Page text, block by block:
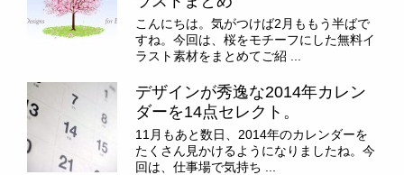
こんにちは。気がつけば2月ももう半ばで
すね。今回は、桜をモチーフにした無料イ
ラスト素材をまとめてご紹 ...
デザインが秀逸な2014年カレン
ダーを14点セレクト。
11月もあと数日、2014年のカレンダーを
たくさん見かけるようになりましたね。今
回は、仕事場で気持ち ...